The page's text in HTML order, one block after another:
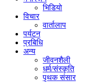
भिडियो
विचार
वार्तालाप
पर्यटन
प्रबिधि
अन्य
जीवनशैली
धर्म/संस्कृति
पृथक संसार